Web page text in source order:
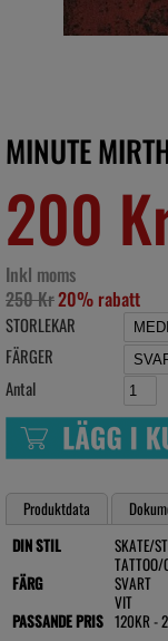
MINUTE
200
Inkl moms
250 Kr20% rabatt
STORLEKAR
FÄRGER
Antal
Produktdata
DIN STIL
SKATE/
TATTOO/
FÄRG
SVART
VIT
PASSANDE PRIS 120KR -